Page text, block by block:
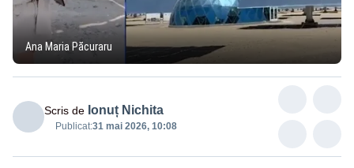
Ana Maria Păcuraru
Scris de Ionuț Nichita
Publicat:31 mai 2026, 10:08